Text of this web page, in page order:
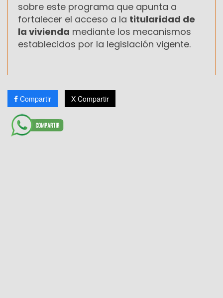
sobre este programa que apunta a
fortalecer el acceso a la titularidad de
la vivienda mediante los mecanismos
establecidos por la legislación vigente.
Compartir X Compartir